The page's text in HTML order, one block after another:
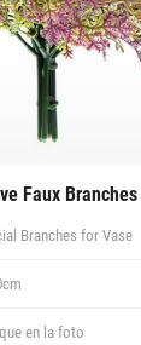
Faux
Branches for Vase
en la foto